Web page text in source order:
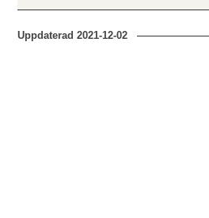
Uppdaterad2021-12-02